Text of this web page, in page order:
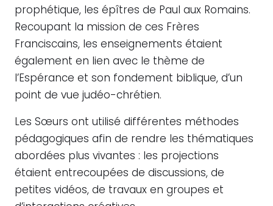
prophétique, les épîtres de Paul aux Romains.
Recoupant la mission de ces Frères
Franciscains, les enseignements étaient
également en lien avec le thème de
l’Espérance et son fondement biblique, d’un
point de vue judéo-chrétien.
Les Sœurs ont utilisé différentes méthodes
pédagogiques afin de rendre les thématiques
abordées plus vivantes : les projections
étaient entrecoupées de discussions, de
petites vidéos, de travaux en groupes et